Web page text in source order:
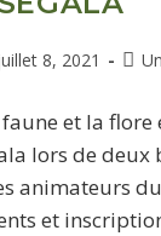
8, 2021
et la
lors de deux
animateurs
et